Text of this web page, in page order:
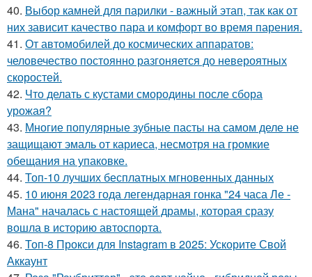
40. Выбор камней для парилки - важный этап, так как от
них зависит качество пара и комфорт во время парения.
41. От автомобилей до космических аппаратов:
человечество постоянно разгоняется до невероятных
скоростей.
42. Что делать с кустами смородины после сбора
урожая?
43. Многие популярные зубные пасты на самом деле не
защищают эмаль от кариеса, несмотря на громкие
обещания на упаковке.
44. Топ-10 лучших бесплатных мгновенных данных
45. 10 июня 2023 года легендарная гонка "24 часа Ле -
Мана" началась с настоящей драмы, которая сразу
вошла в историю автоспорта.
46. Топ-8 Прокси для Instagram в 2025: Ускорите Свой
Аккаунт